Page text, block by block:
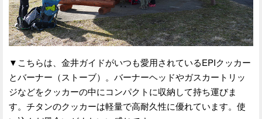
▼こちらは、金井ガイドがいつも愛用されているEPIクッカー
とバーナー（ストーブ）。バーナーヘッドやガスカートリッ
ジなどをクッカーの中にコンパクトに収納して持ち運びま
す。チタンのクッカーは軽量で高耐久性に優れています。使